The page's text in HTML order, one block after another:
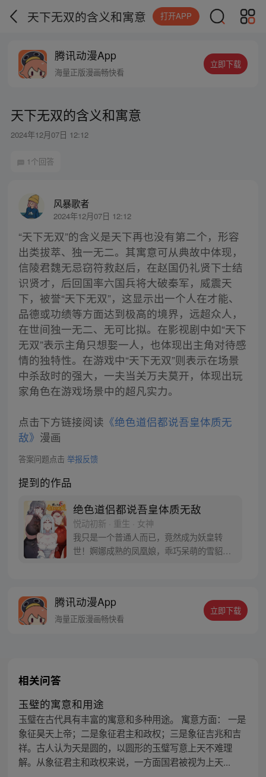
天下无双的含义和寓意 打开APP
腾讯动漫App
海量正版漫画畅快看
立即下载
天下无双的含义和寓意
2024年12月07日 12:12
1个回答
风暴歌者
2024年12月07日 12:12
“天下无双”的含义是天下再也没有第二个，形容
出类拔萃、独一无二。其寓意可从典故中体现，
信陵君魏无忌窃符救赵后，在赵国仍礼贤下士结
识贤才，后回国率六国兵将大破秦军，威震天
下，被誉“天下无双”，这显示出一个人在才能、
品德或功绩等方面达到极高的境界，远超众人，
在世间独一无二、无可比拟。在影视剧中如“天下
无双”表示主角只想娶一人，也体现出主角对待感
情的独特性。在游戏中“天下无双”则表示在场景
中杀敌时的强大，一夫当关万夫莫开，体现出玩
家角色在游戏场景中的超凡实力。
点击下方链接阅读 《绝色道侣都说吾皇体质无
敌》 漫画
答案问题点击 举报反馈
提到的作品
绝色道侣都说吾皇体质无敌
悦动初新 · 重生 · 女神
我只是一个普通人而已，竟然成为妖皇转
世！婀娜成熟的凤凰娘，乖巧呆萌的雪貂
腾讯动漫App
海量正版漫画畅快看
立即下载
相关问答
玉璧的寓意和用途
玉璧在古代具有丰富的寓意和多种用途。 寓意方面： 一是
象征昊天上帝；二是象征君主和政权；三是象征吉兆和吉
祥。古人认为天是圆的，以圆形的玉璧写意上天不难理
解。从象征君主和政权来说，一方面国君被视为上天...